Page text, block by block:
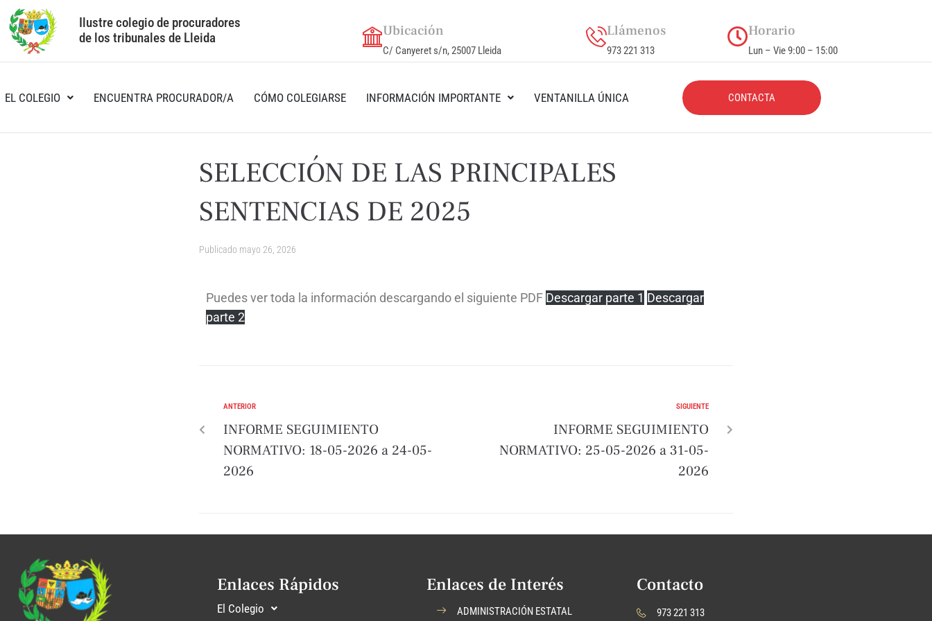
Ilustre colegio de procuradores
de los tribunales de Lleida
Ubicación
C/ Canyeret s/n, 25007 Lleida
Llámenos
973 221 313
Horario
Lun – Vie 9:00 – 15:00
EL COLEGIO ENCUENTRA PROCURADOR/A CÓMO COLEGIARSE INFORMACIÓN IMPORTANTE VENTANILLA ÚNICA CONTACTA
SELECCIÓN DE LAS PRINCIPALES
SENTENCIAS DE 2025
Publicado mayo 26, 2026
Puedes ver toda la información descargando el siguiente PDF Descargar parte 1 Descargar
parte 2
ANTERIOR
INFORME SEGUIMIENTO
NORMATIVO: 18-05-2026 a 24-05-
2026
SIGUIENTE
INFORME SEGUIMIENTO
NORMATIVO: 25-05-2026 a 31-05-
2026
Enlaces Rápidos
El Colegio
Enlaces de Interés
ADMINISTRACIÓN ESTATAL
Contacto
973 221 313